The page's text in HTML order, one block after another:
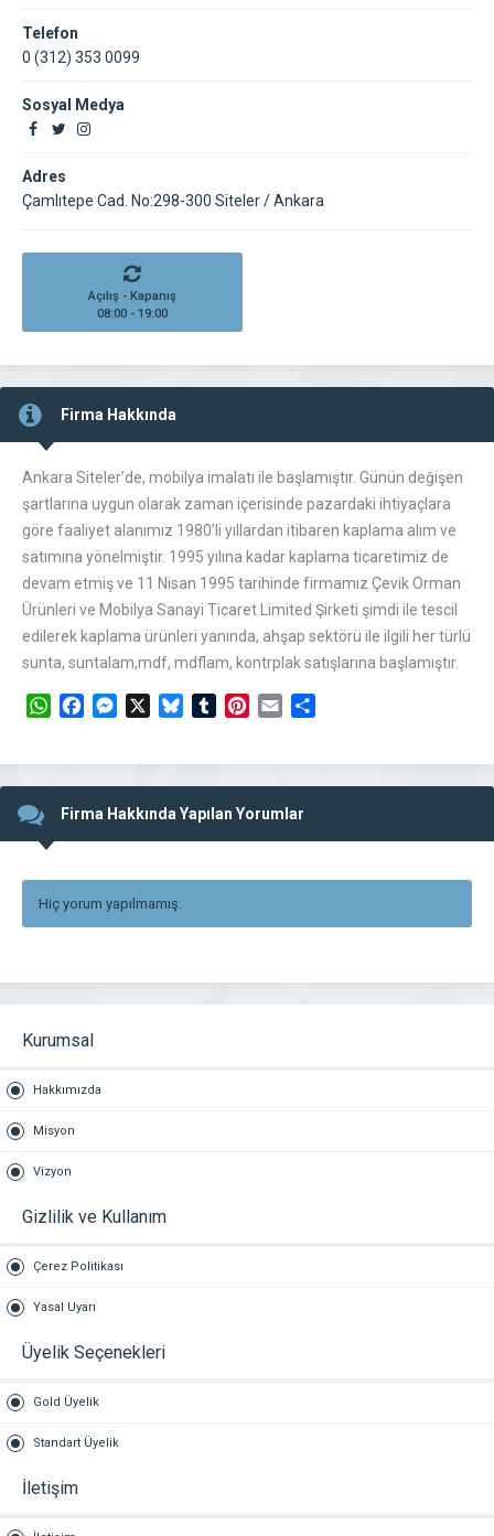
Telefon
0 (312) 353 0099
Sosyal Medya
Adres
Çamlıtepe Cad. No:298-300 Siteler / Ankara
Açılış - Kapanış
08:00 - 19:00
Firma Hakkında
Ankara Siteler’de, mobilya imalatı ile başlamıştır. Günün değişen
şartlarına uygun olarak zaman içerisinde pazardaki ihtiyaçlara
göre faaliyet alanımız 1980’li yıllardan itibaren kaplama alım ve
satımına yönelmiştir. 1995 yılına kadar kaplama ticaretimiz de
devam etmiş ve 11 Nisan 1995 tarihinde firmamız Çevik Orman
Ürünleri ve Mobilya Sanayi Ticaret Limited Şirketi şimdi ile tescil
edilerek kaplama ürünleri yanında, ahşap sektörü ile ilgili her türlü
sunta, suntalam,mdf, mdflam, kontrplak satışlarına başlamıştır.
WhatsAppFacebookMessengerBlueskyTumblrPinterest
Email
Firma Hakkında Yapılan Yorumlar
Hiç yorum yapılmamış.
Kurumsal
Hakkımızda
Misyon
Vizyon
Gizlilik ve Kullanım
Çerez Politikası
Yasal Uyarı
Üyelik Seçenekleri
Gold Üyelik
Standart Üyelik
İletişim